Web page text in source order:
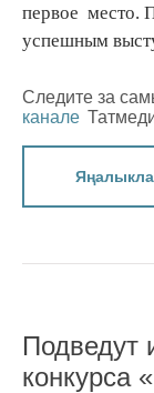
первое место.
успешным
Следите за
канале
Подведут
конкурса